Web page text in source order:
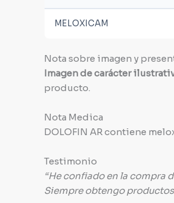
MELOXICAM
Nota sobre imagen y
Imagen de carácter
producto.
Nota Medica
DOLOFIN AR contiene
Testimonio
“He confiado en la compra
Siempre obtengo